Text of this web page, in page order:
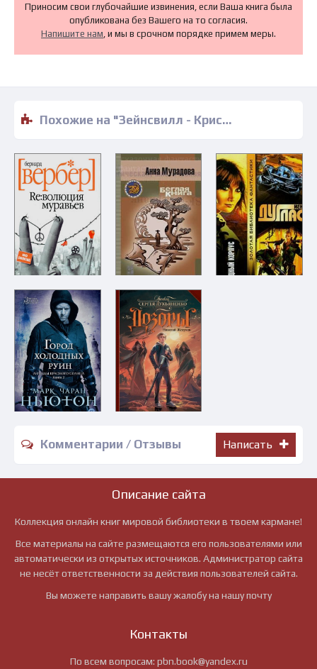
Приносим свои глубочайшие извинения, если Ваша книга была
опубликована без Вашего на то согласия.
Напишите нам, и мы в срочном порядке примем меры.
Похожие на "Зейнсвилл - Крис Сэкнуссемм" книги читать бесплатно полные версии
Комментарии / Отзывы Написать
Описание сайта
Коллекция онлайн книг мировой библиотеки в твоем кармане!
Все материалы на сайте размещаются его пользователями или
автоматически из открытых источников. Администратор сайта
не несёт ответственности за действия пользователей сайта.
Вы можете направить вашу жалобу на нашу почту
Контакты
По всем вопросам: pbn.book@yandex.ru